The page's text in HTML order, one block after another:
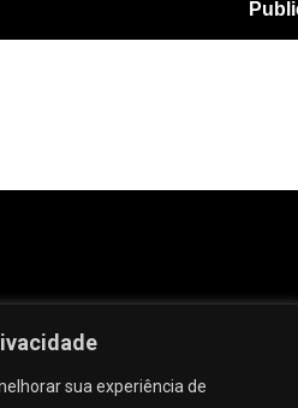
sua experiência de